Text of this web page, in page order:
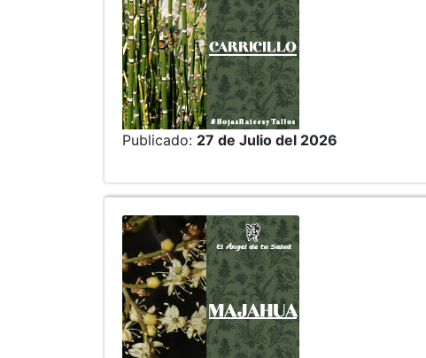
Publicado: 27 de Julio del 2026